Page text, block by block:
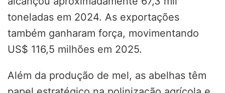
toneladas em 2024. As exportações
também ganharam força, movimentando
US$ 116,5 milhões em 2025.
Além da produção de mel, as abelhas têm